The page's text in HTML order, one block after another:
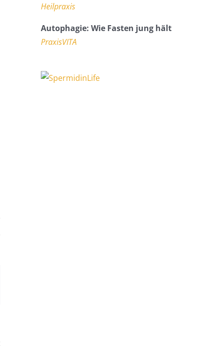
Heilpraxis
Autophagie: Wie Fasten jung hält
PraxisVITA